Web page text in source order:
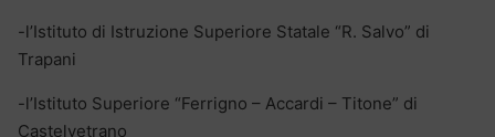
-l’Istituto di Istruzione Superiore Statale “R. Salvo” di
Trapani
-l’Istituto Superiore “Ferrigno – Accardi – Titone” di
Castelvetrano